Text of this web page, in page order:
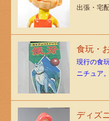
出張・宅
食玩・
現行の食
ニチュア
ディズ